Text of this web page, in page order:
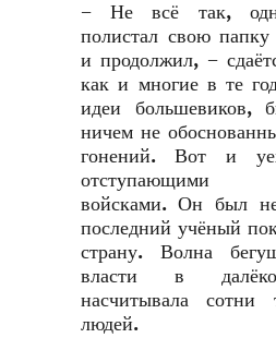
− Не всё так,
полистал свою
и продолжил, −
как и многие в те
идеи большевиков,
ничем не
гонений. Вот и
отступающими
войсками. Он был
последний учёный
страну. Волна
власти в
насчитывала сотни
людей.